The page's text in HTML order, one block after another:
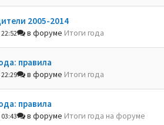
2005-2014
22:52 в форуме Итоги года
правила
22:29 в форуме Итоги года
правила
в форуме Итоги года на форуме